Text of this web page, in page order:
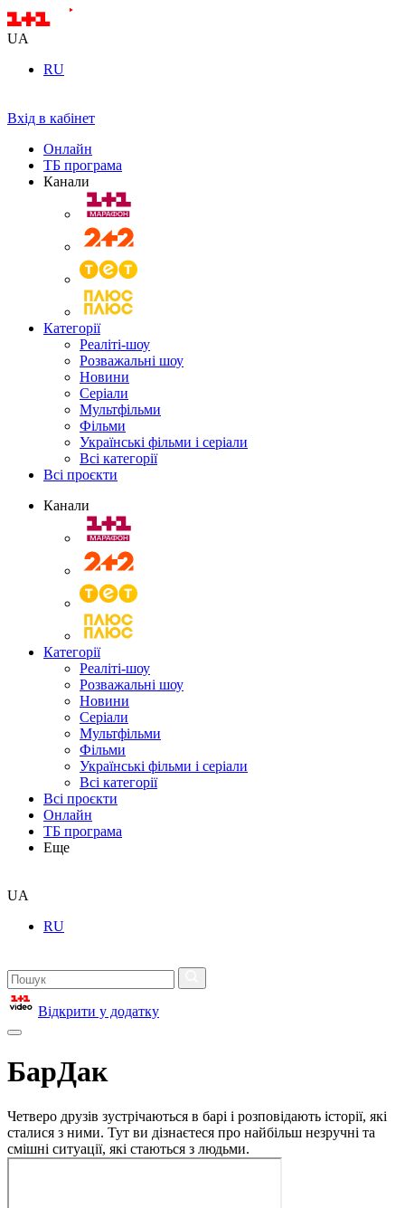
UA
RU
Вхід в кабінет
Онлайн
ТБ програма
Канали
Категорії
Реаліті-шоу
Розважальні шоу
Новини
Серіали
Мультфільми
Фільми
Українські фільми і серіали
Всі категорії
Всі проєкти
Канали
Категорії
Реаліті-шоу
Розважальні шоу
Новини
Серіали
Мультфільми
Фільми
Українські фільми і серіали
Всі категорії
Всі проєкти
Онлайн
ТБ програма
Еще
UA
RU
Відкрити у додатку
БарДак
Четверо друзів зустрічаються в барі і розповідають історії, які
сталися з ними. Тут ви дізнаєтеся про найбільш незручні та
смішні ситуації, які стаються з людьми.